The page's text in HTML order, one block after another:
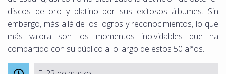
discos de oro y platino por sus exitosos álbumes. Sin
embargo, más allá de los logros y reconocimientos, lo que
más valora son los momentos inolvidables que ha
compartido con su público a lo largo de estos 50 años.